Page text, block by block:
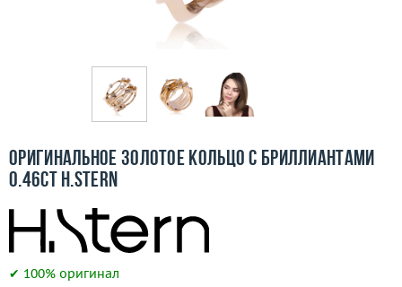
Бесплатная доставка
Контакты
3D-тур по шоуруму
Оригинальное золотое кольцо с бриллиантами
0.46ct H.Stern
✔ 100% оригинал